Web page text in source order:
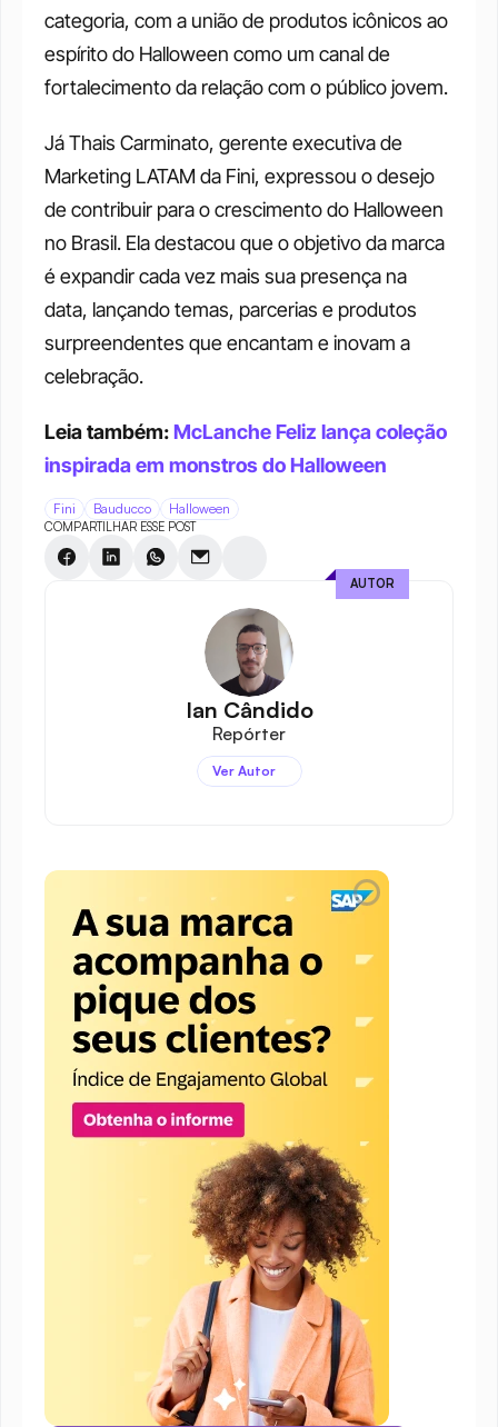
categoria, com a união de produtos icônicos ao
espírito do Halloween como um canal de
fortalecimento da relação com o público jovem.
Já Thais Carminato, gerente executiva de
Marketing LATAM da Fini, expressou o desejo
de contribuir para o crescimento do Halloween
no Brasil. Ela destacou que o objetivo da marca
é expandir cada vez mais sua presença na
data, lançando temas, parcerias e produtos
surpreendentes que encantam e inovam a
celebração.
Leia também: McLanche Feliz lança coleção
inspirada em monstros do Halloween
Fini Bauducco Halloween
COMPARTILHAR ESSE POST
Ian Cândido
Repórter
Ver Autor
AUTOR